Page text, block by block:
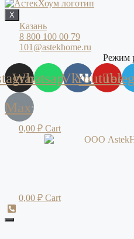
X
Казань
8 800 100 00 79
101@astekhome.ru
Режим
Whatsapp
VkYoutube
Max
0,00 ₽ Cart
0,00 ₽ Cart